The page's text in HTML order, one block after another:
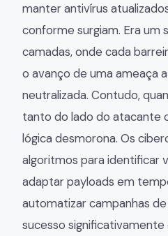
manter antivírus
conforme surgiam. Era um
camadas, onde cada
o avanço de uma ameaça
neutralizada. Contudo,
tanto do lado do atacante
lógica desmorona. Os
algoritmos para identificar
adaptar payloads em
automatizar campanhas
sucesso significativamente